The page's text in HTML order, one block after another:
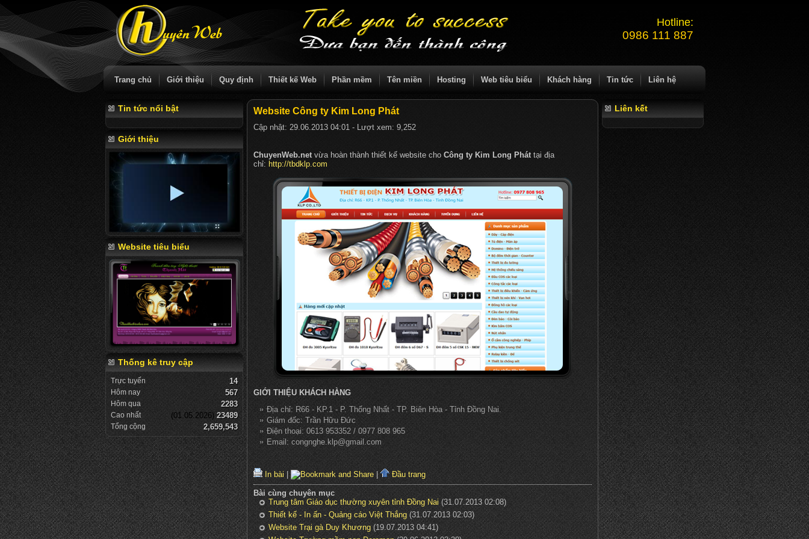
Hotline:
0986 111 887
Trang chủ Giới thiệu Quy định Thiết kế Web Phần mềm Tên miền Hosting Web tiêu biểu Khách hàng Tin tức Liên hệ
Tin tức nổi bật
Giới thiệu
Website tiêu biểu
Thống kê truy cập
Trực tuyến 14
Hôm nay 567
Hôm qua 2283
Cao nhất (01.05.2026)23489
Tổng cộng 2,659,543
Website Công ty Kim Long Phát
Cập nhật: 29.06.2013 04:01 - Lượt xem: 9,252
ChuyenWeb.netvừa hoàn thành thiết kế website cho Công ty Kim Long Pháttại địa
chỉ: http://tbdklp.com
GIỚI THIỆU KHÁCH HÀNG
Địa chỉ: R66 - KP.1 - P. Thống Nhất - TP. Biên Hòa - Tỉnh Đồng Nai.
Giám đốc: Trần Hữu Đức
Điện thoại: 0613 953352 / 0977 808 965
Email: congnghe.klp@gmail.com
In bài| | Đầu trang
Bài cùng chuyên mục
Trung tâm Giáo dục thường xuyên tỉnh Đồng Nai (31.07.2013 02:08)
Thiết kế - In ấn - Quảng cáo Việt Thắng (31.07.2013 02:03)
Website Trại gà Duy Khương (19.07.2013 04:41)
Liên kết